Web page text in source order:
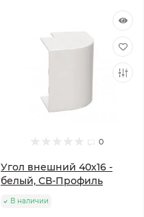
0
Угол внешний 40х16 -
белый, СВ-Профиль
В наличии